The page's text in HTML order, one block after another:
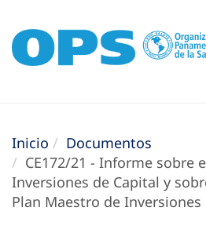
Inicio
Documentos
CE172/21 - Informe sobre
Inversiones de Capital y
Plan Maestro de Inversiones